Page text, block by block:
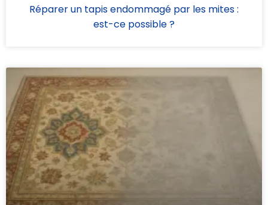
Réparer un tapis endommagé par les mites :
est-ce possible ?